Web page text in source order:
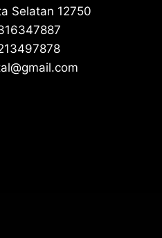
Selatan 12750